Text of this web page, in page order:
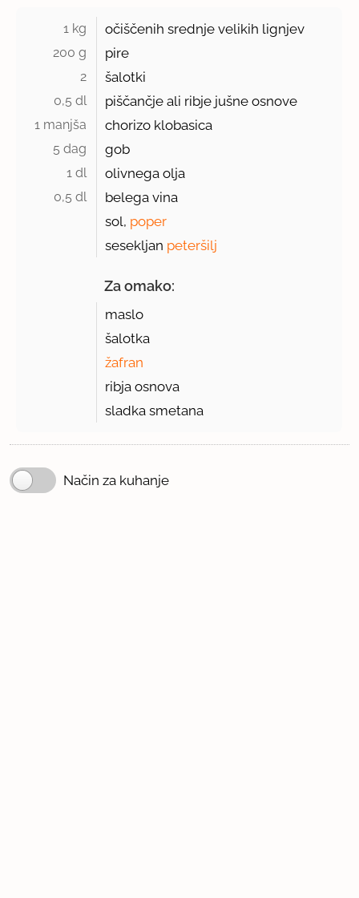
1 kg očiščenih srednje velikih lignjev
200 g pire
2 šalotki
0,5 dl piščančje ali ribje jušne osnove
1 manjša chorizo klobasica
5 dag gob
1 dl olivnega olja
0,5 dl
belega vina
sol, poper
sesekljan peteršilj
Za omako:
maslo
šalotka
žafran
ribja osnova
sladka smetana
Način za kuhanje